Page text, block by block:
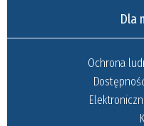
Dla
Ochrona